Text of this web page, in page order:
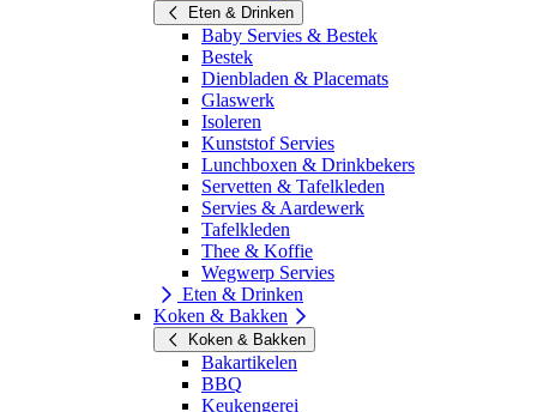
Eten & Drinken
Baby Servies & Bestek
Bestek
Dienbladen & Placemats
Glaswerk
Isoleren
Kunststof Servies
Lunchboxen & Drinkbekers
Servetten & Tafelkleden
Servies & Aardewerk
Tafelkleden
Thee & Koffie
Wegwerp Servies
Eten & Drinken
Koken & Bakken
Koken & Bakken
Bakartikelen
BBQ
Keukengerei